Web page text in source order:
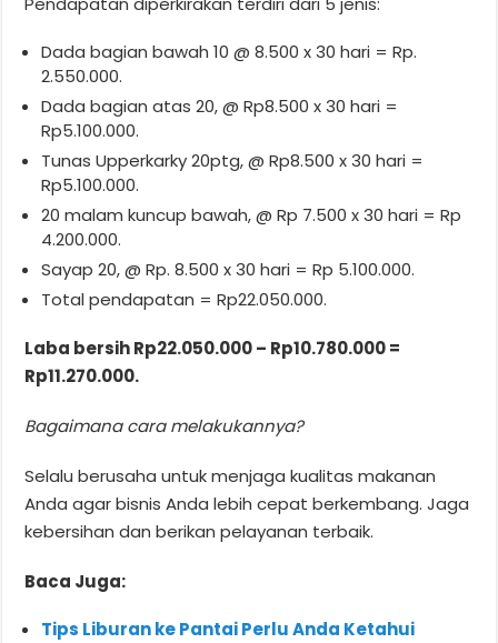
Dada bagian bawah 10 @ 8.500 x 30 hari = Rp.
2.550.000.
Dada bagian atas 20, @ Rp8.500 x 30 hari =
Rp5.100.000.
Tunas Upperkarky 20ptg, @ Rp8.500 x 30 hari =
Rp5.100.000.
20 malam kuncup bawah, @ Rp 7.500 x 30 hari = Rp
4.200.000.
Sayap 20, @ Rp. 8.500 x 30 hari = Rp 5.100.000.
Total pendapatan = Rp22.050.000.
Laba bersih Rp22.050.000 – Rp10.780.000 =
Rp11.270.000.
Bagaimana cara melakukannya?
Selalu berusaha untuk menjaga kualitas makanan
Anda agar bisnis Anda lebih cepat berkembang. Jaga
kebersihan dan berikan pelayanan terbaik.
Baca Juga:
Tips Liburan ke Pantai Perlu Anda Ketahui